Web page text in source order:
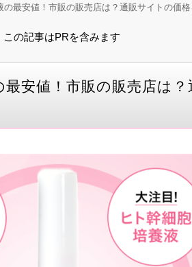
の最安値！市販の販売店は？通販サイトの価
この記事はPRを含みます
安値！市販の販売店は